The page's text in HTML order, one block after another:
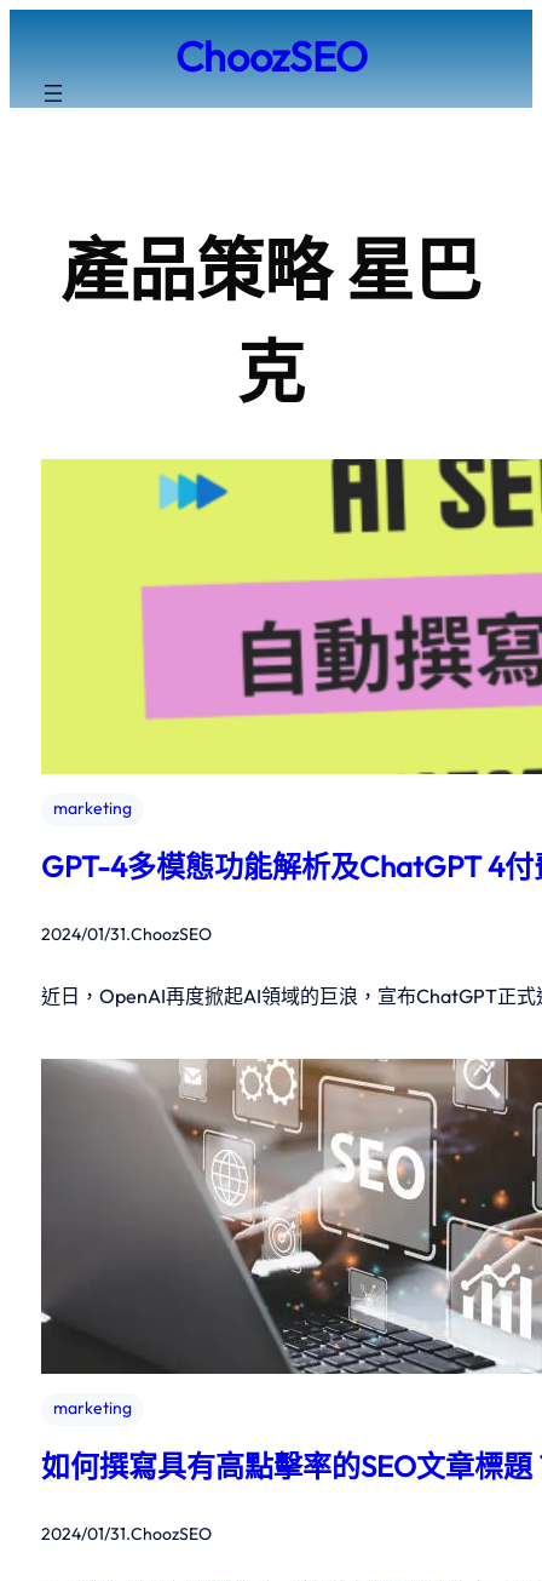
要
ChoozSEO
產品策略 星巴
克
marketing
GPT-4多模態功能解析及ChatGPT 4
2024/01/31.ChoozSEO
近日，OpenAI再度掀起AI領域的巨浪，宣布ChatGPT正
marketing
如何撰寫具有高點擊率的SEO文章標題
2024/01/31.ChoozSEO